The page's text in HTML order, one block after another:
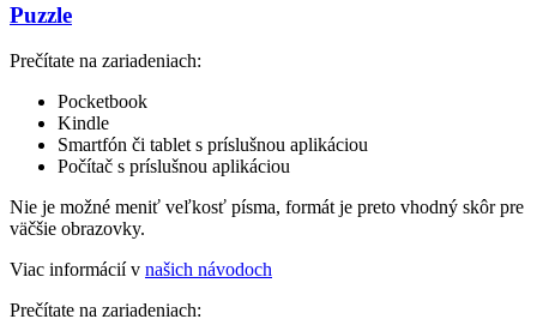
Puzzle
Prečítate na zariadeniach:
Pocketbook
Kindle
Smartfón či tablet s príslušnou aplikáciou
Počítač s príslušnou aplikáciou
Nie je možné meniť veľkosť písma, formát je preto vhodný skôr pre
väčšie obrazovky.
Viac informácií v našich návodoch
Prečítate na zariadeniach: